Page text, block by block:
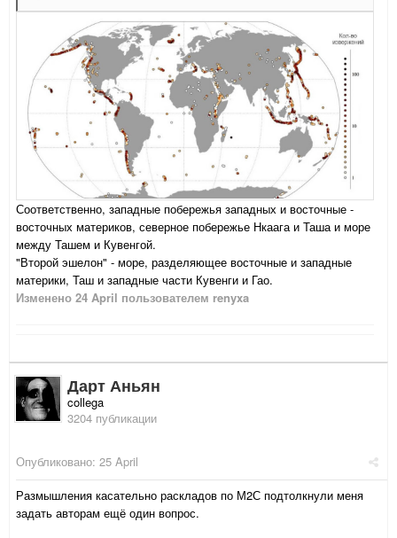
Соответственно, западные побережья западных и восточные -
восточных материков, северное побережье Нкаага и Таша и море
между Ташем и Кувенгой.
"Второй эшелон" - море, разделяющее восточные и западные
материки, Таш и западные части Кувенги и Гао.
Изменено 24 April пользователем renyxa
Дарт Аньян
collega
3204 публикации
Опубликовано: 25 April
Размышления касательно раскладов по М2С подтолкнули меня
задать авторам ещё один вопрос.